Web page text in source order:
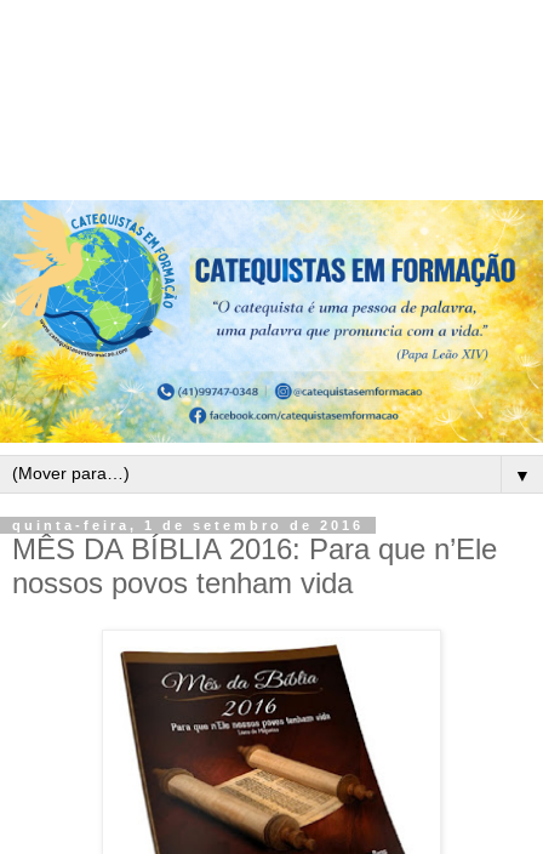
▼
quinta-feira, 1 de setembro de 2016
MÊS DA BÍBLIA 2016: Para que n’Ele
nossos povos tenham vida